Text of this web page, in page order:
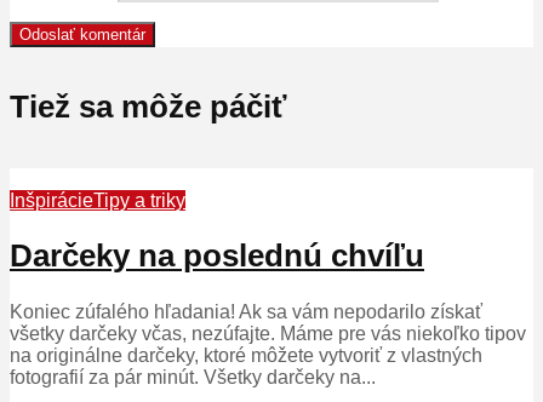
Tiež sa môže páčiť
InšpirácieTipy a triky
Darčeky na poslednú chvíľu
Koniec zúfalého hľadania! Ak sa vám nepodarilo získať
všetky darčeky včas, nezúfajte. Máme pre vás niekoľko tipov
na originálne darčeky, ktoré môžete vytvoriť z vlastných
fotografií za pár minút. Všetky darčeky na...